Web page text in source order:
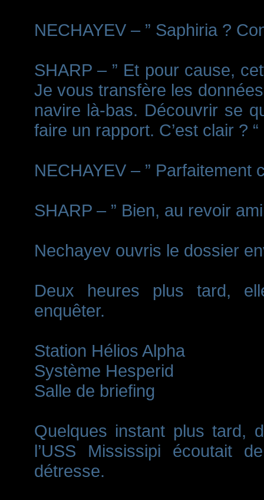
NECHAYEV – ” Saphiria ?
SHARP – ” Et pour cause,
Je vous transfère les
navire là-bas. Découvrir se
faire un rapport. C’est clair ? “
NECHAYEV – ” Parfaitement
SHARP – ” Bien, au revoir
Nechayev ouvris le dossier
Deux heures plus tard,
enquêter.
Station Hélios Alpha
Système Hesperid
Salle de briefing
Quelques instant plus tard,
l’USS Mississipi écoutait
détresse.